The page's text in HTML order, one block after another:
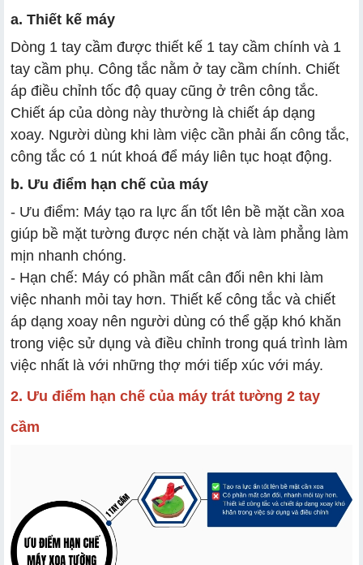
a. Thiết kế máy
Dòng 1 tay cầm được thiết kế 1 tay cầm chính và 1
tay cầm phụ. Công tắc nằm ở tay cầm chính. Chiết
áp điều chỉnh tốc độ quay cũng ở trên công tắc.
Chiết áp của dòng này thường là chiết áp dạng
xoay. Người dùng khi làm việc cần phải ấn công tắc,
công tắc có 1 nút khoá để máy liên tục hoạt động.
b. Ưu điểm hạn chế của máy
- Ưu điểm: Máy tạo ra lực ấn tốt lên bề mặt cần xoa
giúp bề mặt tường được nén chặt và làm phẳng làm
mịn nhanh chóng.
- Hạn chế: Máy có phần mất cân đối nên khi làm
việc nhanh mỏi tay hơn. Thiết kế công tắc và chiết
áp dạng xoay nên người dùng có thể gặp khó khăn
trong việc sử dụng và điều chỉnh trong quá trình làm
việc nhất là với những thợ mới tiếp xúc với máy.
2. Ưu điểm hạn chế của máy trát tường 2 tay
cầm